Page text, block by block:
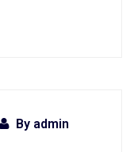
By admin